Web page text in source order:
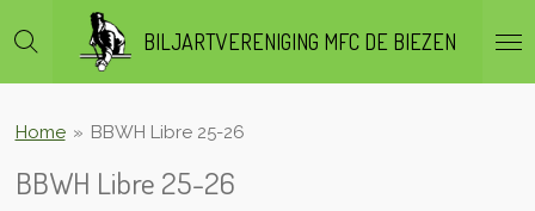
direct
hoofdinhoud
BILJARTVERENIGING MFC DE BIEZEN
Home » BBWH Libre 25-26
BBWH Libre 25-26